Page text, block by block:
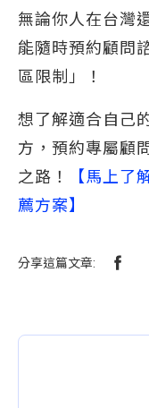
無論你人在台灣
能隨時預約顧問
區限制」！
想了解適合自己
方，預約專屬顧
之路！
【馬上了
薦方案】
分享這篇文章: